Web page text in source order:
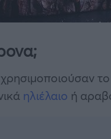
ηλιέλαιο ή